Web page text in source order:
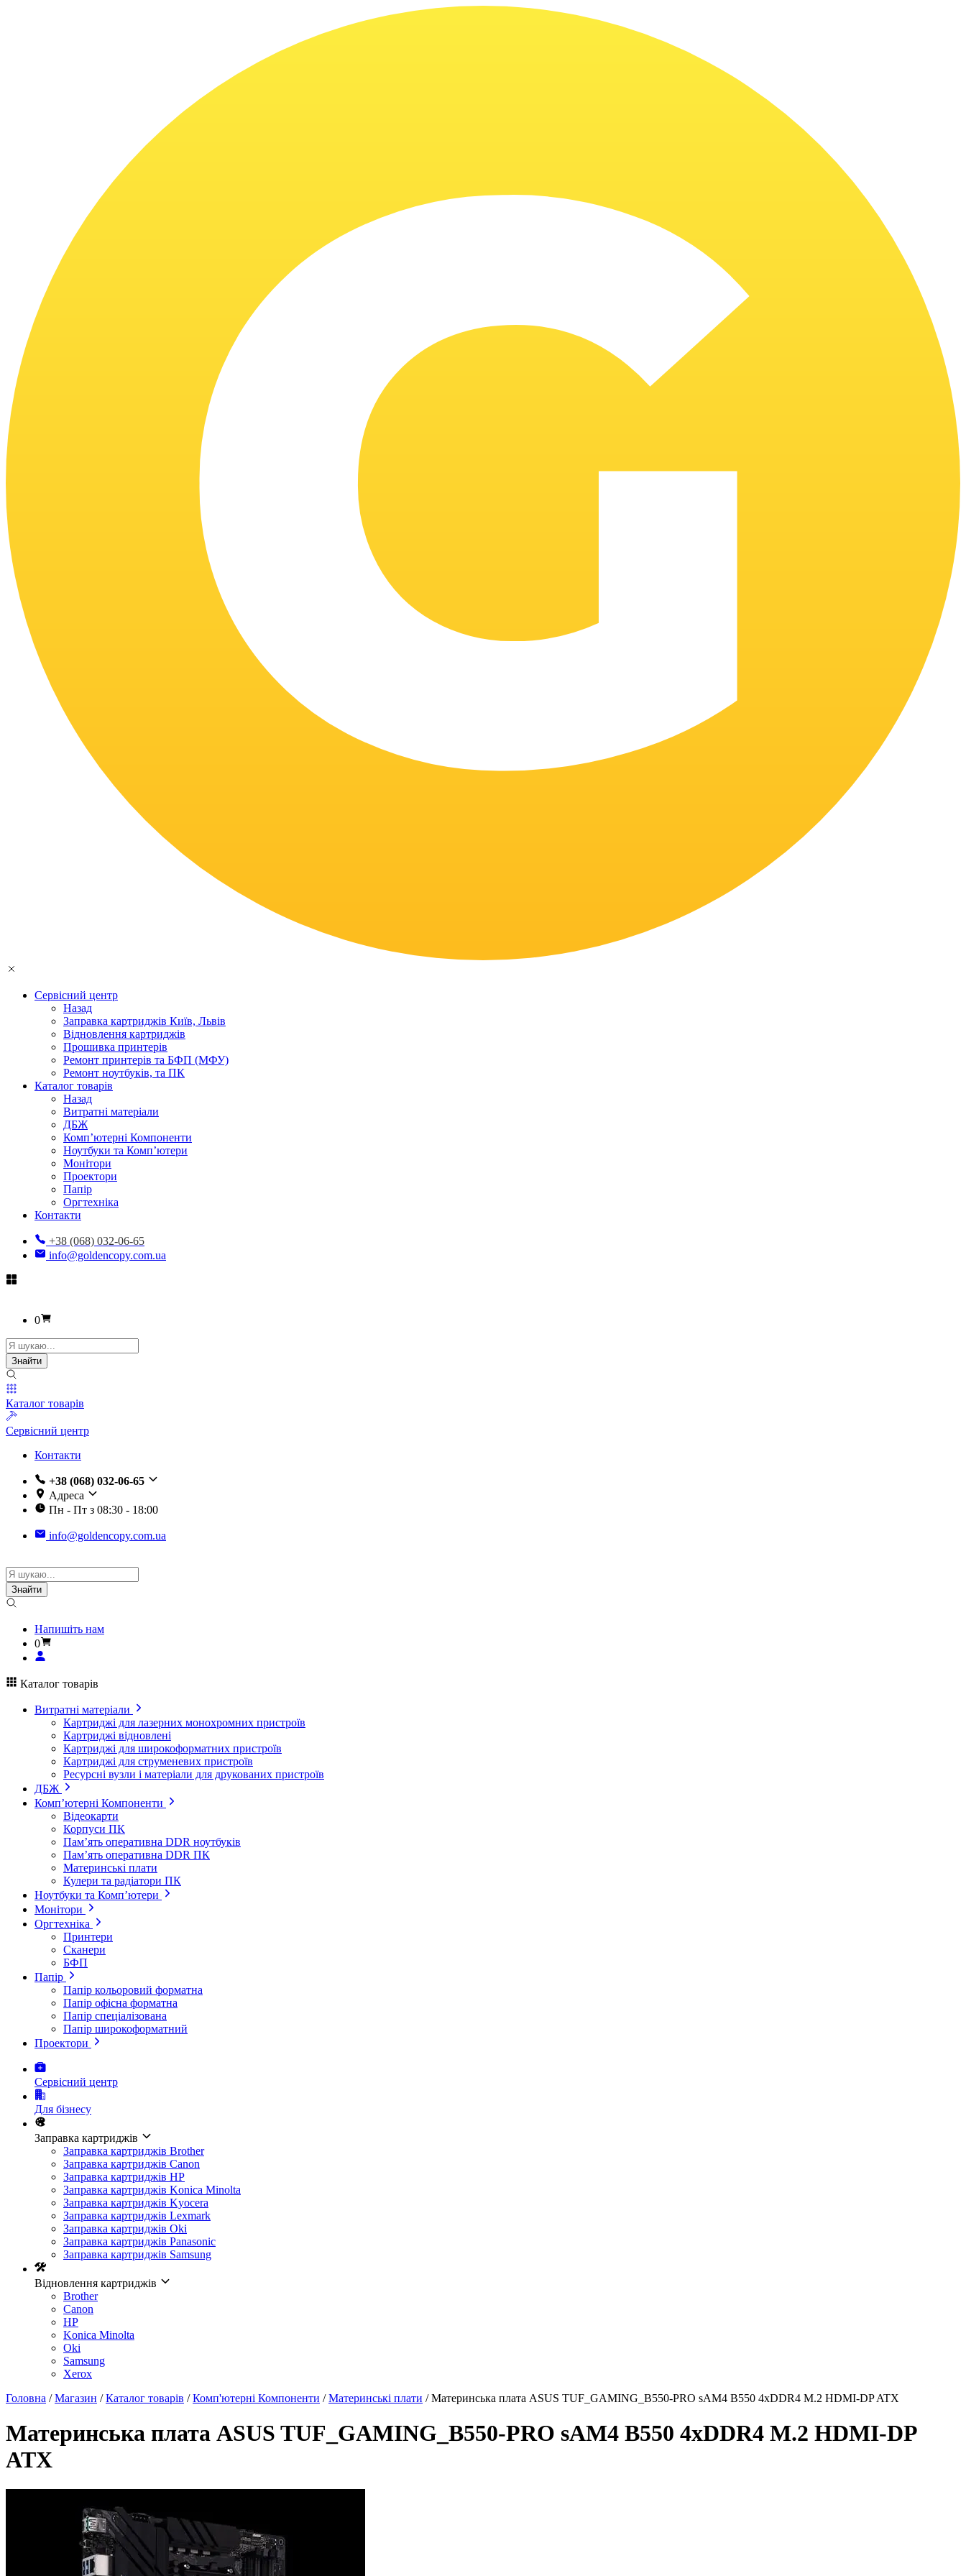
Сервісний центр
Назад
Заправка картриджів Київ, Львів
Відновлення картриджів
Прошивка принтерів
Ремонт принтерів та БФП (МФУ)
Ремонт ноутбуків, та ПК
Каталог товарів
Назад
Витратні матеріали
ДБЖ
Комп’ютерні Компоненти
Ноутбуки та Комп’ютери
Монітори
Проектори
Папір
Оргтехніка
Контакти
+38 (068) 032-06-65
info@goldencopy.com.ua
0
Пошук
товарів
Знайти
Каталог товарів
Сервісний центр
Контакти
+38 (068) 032-06-65
Адреса
Пн - Пт з 08:30 - 18:00
info@goldencopy.com.ua
Пошук
товарів
Знайти
Напишіть нам
0
Каталог товарів
Витратні матеріали
Картриджі для лазерних монохромних пристроїв
Картриджі відновлені
Картриджі для широкоформатних пристроїв
Картриджі для струменевих пристроїв
Ресурсні вузли і матеріали для друкованих пристроїв
ДБЖ
Комп’ютерні Компоненти
Відеокарти
Корпуси ПК
Пам’ять оперативна DDR ноутбуків
Пам’ять оперативна DDR ПК
Материнські плати
Кулери та радіатори ПК
Ноутбуки та Комп’ютери
Монітори
Оргтехніка
Принтери
Сканери
БФП
Папір
Папір кольоровий форматна
Папір офісна форматна
Папір спеціалізована
Папір широкоформатний
Проектори
Сервісний центр
Для бізнесу
Заправка картриджів
Заправка картриджів Brother
Заправка картриджів Canon
Заправка картриджів HP
Заправка картриджів Konica Minolta
Заправка картриджів Kyocera
Заправка картриджів Lexmark
Заправка картриджів Oki
Заправка картриджів Panasonic
Заправка картриджів Samsung
Відновлення картриджів
Brother
Canon
HP
Konica Minolta
Oki
Samsung
Xerox
Головна /Магазин /Каталог товарів /Комп'ютерні Компоненти /Материнські плати / Материнcька плата ASUS TUF_GAMING_B550-PRO sAM4 B550 4xDDR4 M.2 HDMI-DP ATX
Материнcька плата ASUS TUF_GAMING_B550-PRO sAM4 B550 4xDDR4 M.2 HDMI-DP
ATX